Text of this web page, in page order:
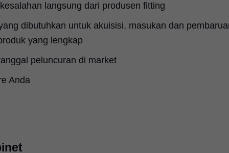
langsung dari produsen fitting
dibutuhkan untuk akuisisi, masukan dan
yang lengkap
peluncuran di market
Anda